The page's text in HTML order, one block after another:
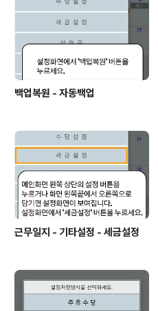
백업복원 - 자동백업
근무일지 - 기타설정 - 세금설정